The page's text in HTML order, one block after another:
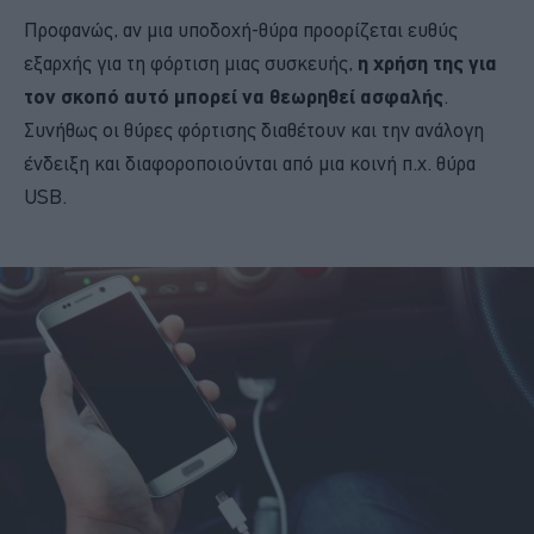
Προφανώς, αν μια υποδοχή-θύρα προορίζεται ευθύς
εξαρχής για τη φόρτιση μιας συσκευής, η χρήση της για
τον σκοπό αυτό μπορεί να θεωρηθεί ασφαλής
Συνήθως οι θύρες φόρτισης διαθέτουν και την ανάλογη
ένδειξη και διαφοροποιούνται από μια κοινή π.χ. θύρα
USB.